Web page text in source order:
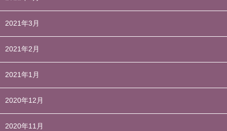
2021年3月
2021年2月
2021年1月
2020年12月
2020年11月